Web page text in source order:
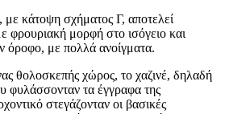
με κάτοψη σχήματος Γ, αποτελεί
φρουριακή μορφή στο ισόγειο και
όροφο, με πολλά ανοίγματα.
θολοσκεπής χώρος, το χαζινέ, δηλαδή
φυλάσσονταν τα έγγραφα της
στεγάζονταν οι βασικές